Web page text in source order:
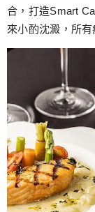
合，打造Smart
來小酌沈澱，所有